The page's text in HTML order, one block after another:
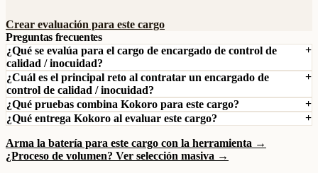
Crear evaluación para este cargo
Preguntas frecuentes
¿Qué se evalúa para el cargo de encargado de control de
calidad / inocuidad?
¿Cuál es el principal reto al contratar un encargado de
control de calidad / inocuidad?
¿Qué pruebas combina Kokoro para este cargo?
¿Qué entrega Kokoro al evaluar este cargo?
Arma la batería para este cargo con la herramienta →
¿Proceso de volumen? Ver selección masiva →